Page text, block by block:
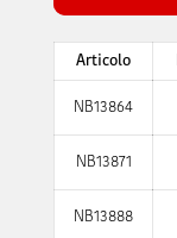
Articolo
NB13864
NB13871
NB13888